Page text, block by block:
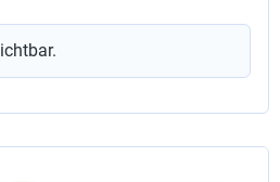
Kabelbäume und für
m